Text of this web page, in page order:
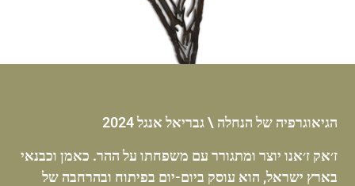
הגיאוגרפיה של הנחלה \ גבריאל אנגל 2024
ז׳אק ז׳אנו יוצר ומתגורר עם משפחתו על ההר. כאמן וכבנאי
בארץ ישראל, הוא עוסק ביום-יום בפיתוח ובהרחבה של